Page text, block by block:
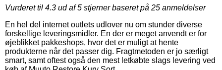
Vurderet til 4.3 ud af 5 stjerner baseret på 25 anmeldelser
En hel del internet outlets udlover nu om stunder diverse
forskellige leveringsmidler. En der er meget anvendt er for
øjeblikket pakkeshops, hvor det er muligt at hente
produkterne når det passer dig. Fragtmetoden er jo særligt
smart, samt oftest også den mest letkøbte slags levering ved